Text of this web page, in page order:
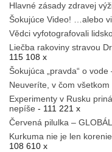
Hlavné zásady zdravej
Šokujúce Video! …alebo
Vědci vyfotografovali
Liečba rakoviny stravou
115 108 x
Šokujúca „pravda“ o
Neuveríte, v čom všetkom
Experimenty v Rusku
nepíše - 111 221 x
Červená pilulka –
Kurkuma nie je len
108 610 x